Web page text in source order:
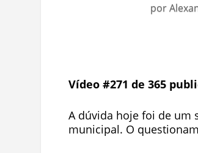
por
Vídeo #271 de 365
A dúvida hoje foi de um
municipal. O